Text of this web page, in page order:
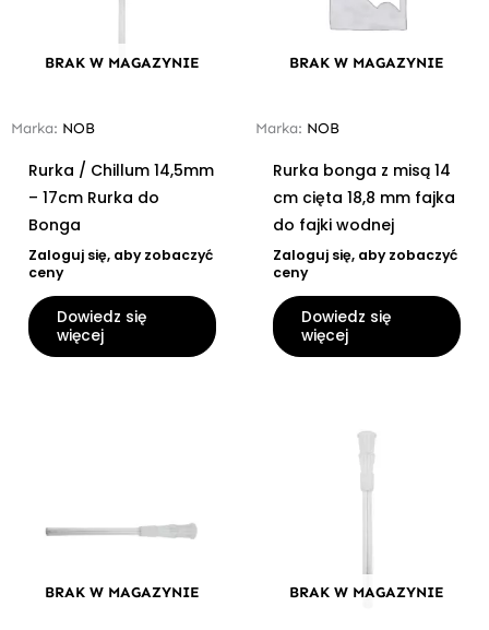
BRAK W MAGAZYNIE
Marka: NOB
Rurka / Chillum 14,5mm
– 17cm Rurka do
Bonga
Zaloguj się, aby zobaczyć
ceny
Dowiedz się
więcej
BRAK W MAGAZYNIE
Marka: NOB
Rurka bonga z misą 14
cm cięta 18,8 mm fajka
do fajki wodnej
Zaloguj się, aby zobaczyć
ceny
Dowiedz się
więcej
BRAK W MAGAZYNIE BRAK W MAGAZYNIE